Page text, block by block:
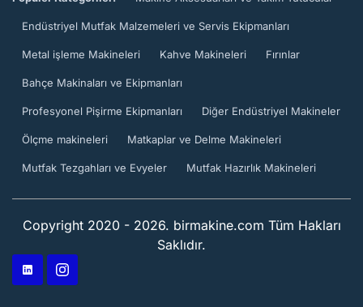
Endüstriyel Mutfak Malzemeleri ve Servis Ekipmanları
Metal işleme Makineleri Kahve Makineleri Fırınlar
Bahçe Makinaları ve Ekipmanları
Profesyonel Pişirme Ekipmanları Diğer Endüstriyel Makineler
Ölçme makineleri Matkaplar ve Delme Makineleri
Mutfak Tezgahları ve Evyeler Mutfak Hazırlık Makineleri
Copyright 2020 - 2026. birmakine.com Tüm Hakları
Saklıdır.